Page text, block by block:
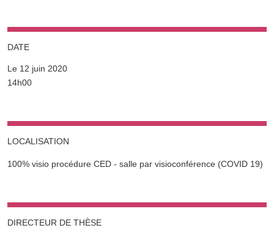
DATE
Le 12 juin 2020
Complément date
14h00
LOCALISATION
Complément lieu
100% visio procédure CED - salle par visioconférence (COVID 19)
DIRECTEUR DE THÈSE